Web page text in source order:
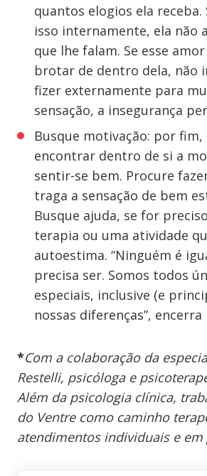
quantos elogios ela receba.
isso internamente, ela não
que lhe falam. Se esse
brotar de dentro dela, não
fizer externamente para
sensação, a insegurança
Busque motivação: por fim,
encontrar dentro de si a
sentir-se bem. Procure
traga a sensação de bem
Busque ajuda, se for
terapia ou uma atividade
autoestima. “Ninguém é
precisa ser. Somos todos
especiais, inclusive (e
nossas diferenças”, encerra
*Com a colaboração da
Restelli, psicóloga e
Além da psicologia clínica,
do Ventre como caminho
atendimentos individuais e em